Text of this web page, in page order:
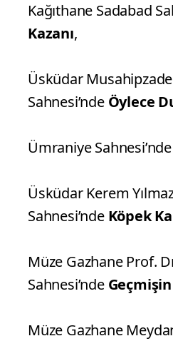
Kağıthane Sadabad
Kazanı,
Üsküdar
Sahnesi’nde Öylece
Ümraniye Sahnesi’nde
Üsküdar Kerem
Sahnesi’nde Köpek
Müze Gazhane Prof.
Sahnesi’nde
Müze Gazhane